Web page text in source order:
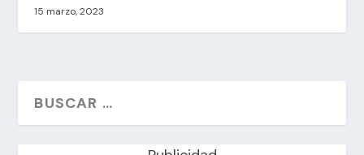
15 marzo, 2023